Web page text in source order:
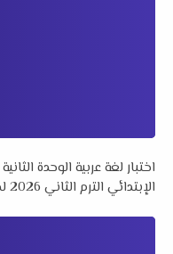
اختبار لغة عربية الوحدة
الإبتدائي الترم الثاني 2026 لمستر إسلام جمعة